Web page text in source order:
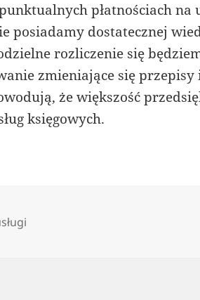
płatnościach na
posiadamy dostatecznej
rozliczenie się
zmieniające się przepisy
że większość
księgowych.